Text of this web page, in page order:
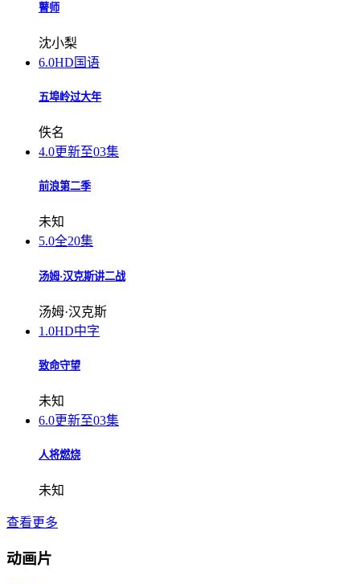
瞽师
沈小梨
6.0HD国语
五埠岭过大年
佚名
4.0更新至03集
前浪第二季
未知
5.0全20集
汤姆·汉克斯讲二战
汤姆·汉克斯
1.0HD中字
致命守望
未知
6.0更新至03集
人将燃烧
未知
查看更多
动画片